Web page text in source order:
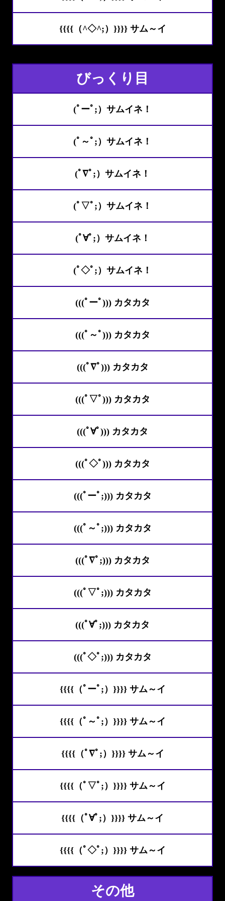
{{{{（^◇^;）}}}} サム～イ
びっくり目
(ﾟーﾟ;）サムイネ！
(ﾟ～ﾟ;）サムイネ！
(ﾟ∇ﾟ;）サムイネ！
(ﾟ▽ﾟ;）サムイネ！
(ﾟ∀ﾟ;）サムイネ！
(ﾟ◇ﾟ;）サムイネ！
(((ﾟーﾟ))) カタカタ
(((ﾟ～ﾟ))) カタカタ
(((ﾟ∇ﾟ))) カタカタ
(((ﾟ▽ﾟ))) カタカタ
(((ﾟ∀ﾟ))) カタカタ
(((ﾟ◇ﾟ))) カタカタ
(((ﾟーﾟ;))) カタカタ
(((ﾟ～ﾟ;))) カタカタ
(((ﾟ∇ﾟ;))) カタカタ
(((ﾟ▽ﾟ;))) カタカタ
(((ﾟ∀ﾟ;))) カタカタ
(((ﾟ◇ﾟ;))) カタカタ
{{{{（ﾟーﾟ;）}}}} サム～イ
{{{{（ﾟ～ﾟ;）}}}} サム～イ
{{{{（ﾟ∇ﾟ;）}}}} サム～イ
{{{{（ﾟ▽ﾟ;）}}}} サム～イ
{{{{（ﾟ∀ﾟ;）}}}} サム～イ
{{{{（ﾟ◇ﾟ;）}}}} サム～イ
その他